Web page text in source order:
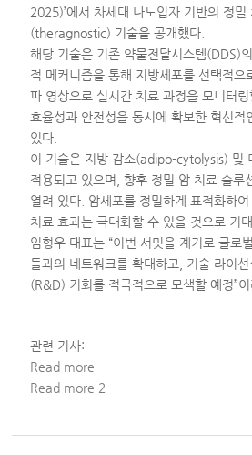
2025)’에서 차세대 나노입자 기반의 정밀
(theragnostic) 기술을 공개했다.
해당 기술은 기존 약물전달시스템(DDS)
적 메커니즘을 통해 지방세포를 선택적으
파 영상으로 실시간 치료 과정을 모니터
효율성과 안전성을 동시에 확보한 혁신적
있다.
이 기술은 지방 감소(adipo-cytolysis) 및
적용되고 있으며, 향후 정밀 암 치료 솔루
열려 있다. 암세포를 정밀하게 표적화하
치료 효과는 극대화할 수 있을 것으로 기
임형우 대표는 “이번 서밋을 계기로 글로
들과의 네트워크를 확대하고, 기술 라이
(R&D) 기회를 적극적으로 모색할 예정”
관련 기사:
Read more
Read more 2